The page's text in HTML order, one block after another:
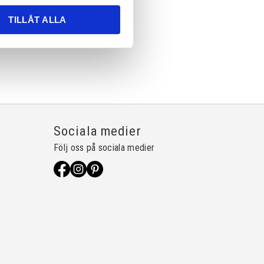
TILLÅT ALLA
Sociala medier
Följ oss på sociala medier